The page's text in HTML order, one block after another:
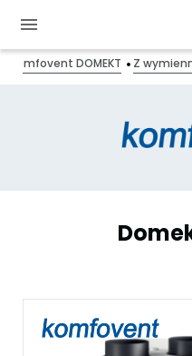
Komfovent DOMEKT Z